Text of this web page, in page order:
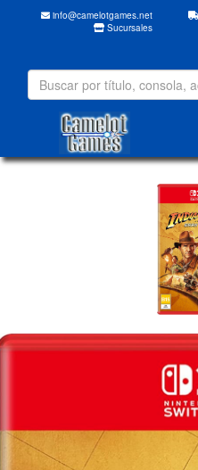
info@camelotgames.net
Sucursales